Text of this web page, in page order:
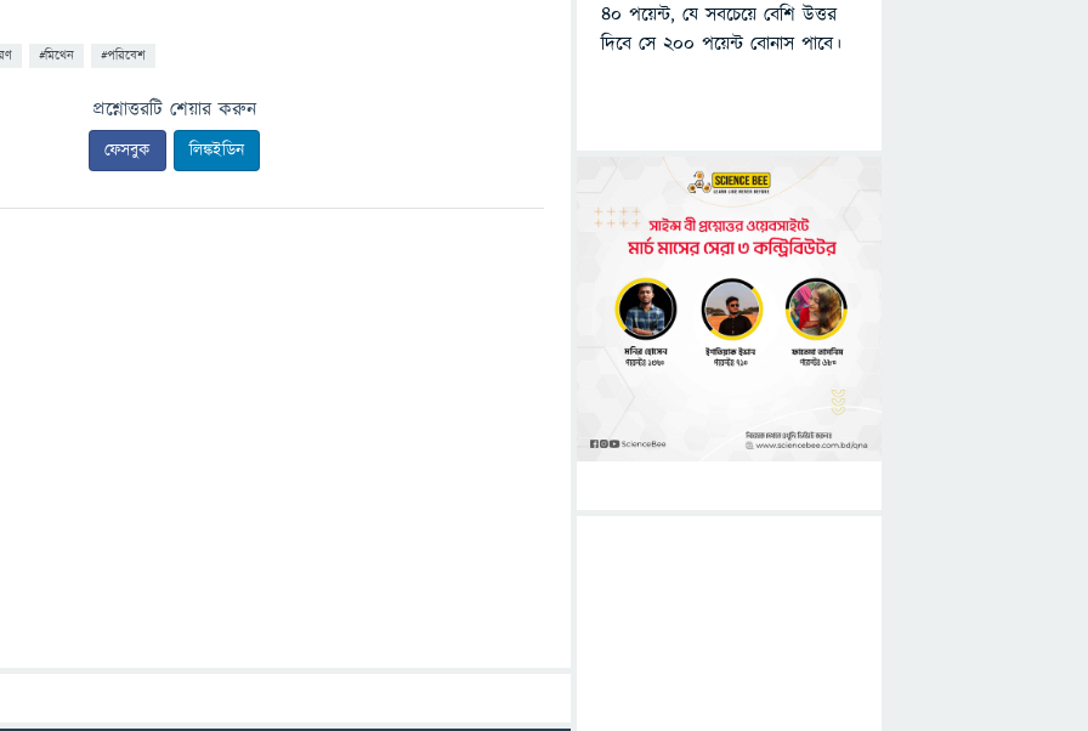
#মিথেন #পরিবেশ
প্রশ্নোত্তরটি শেয়ার করুন
ফেসবুক লিঙ্কইডিন
৪০ পয়েন্ট, যে সবচেয়ে বেশি উত্তর
দিবে সে ২০০ পয়েন্ট বোনাস পাবে।